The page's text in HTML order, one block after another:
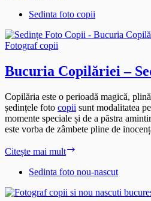
București
Îmbrățișând
Unice
Sedinta foto copii
Bucuria Copilăriei –
Copilăria este o perioadă magică,
ședințele foto copii sunt modalitatea
momente speciale și de a păstra
este vorba de zâmbete pline de
Citește mai mult
–
Foto
Sedinta foto nou-nascut